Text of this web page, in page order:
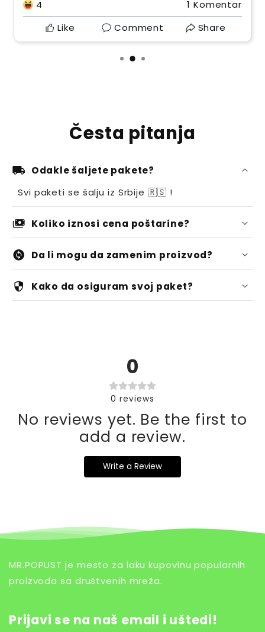
4
1 Komentar
Like
Comment Share
Česta pitanja
local_shipping Odakle šaljete pakete?
Svi paketi se šalju iz Srbije 🇷🇸 !
payments Koliko iznosi cena poštarine?
change_circle
Da li mogu da zamenim proizvod?
security Kako da osiguram svoj paket?
oštećenja
0
0 reviews
No reviews yet. Be the first to
add a review.
Write a Review
MR.POPUST je mesto za laku kupovinu popularnih
proizvoda sa društvenih mreža.
Prijavi se na naš email i uštedi!